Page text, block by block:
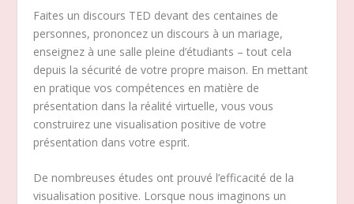
Faites un discours TED devant des centaines de
personnes, prononcez un discours à un mariage,
enseignez à une salle pleine d’étudiants – tout cela
depuis la sécurité de votre propre maison. En mettant
en pratique vos compétences en matière de
présentation dans la réalité virtuelle, vous vous
construirez une visualisation positive de votre
présentation dans votre esprit.
De nombreuses études ont prouvé l’efficacité de la
visualisation positive. Lorsque nous imaginons un